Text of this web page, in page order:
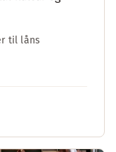
til låns